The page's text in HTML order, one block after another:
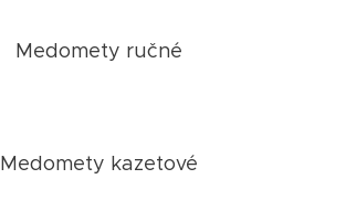
Medomety ručné
Medomety kazetové